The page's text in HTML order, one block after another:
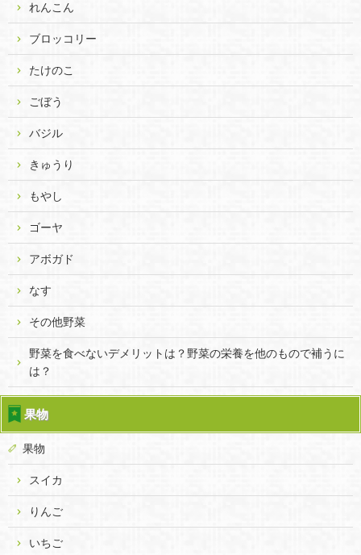
れんこん
ブロッコリー
たけのこ
ごぼう
バジル
きゅうり
もやし
ゴーヤ
アボガド
なす
その他野菜
野菜を食べないデメリットは？野菜の栄養を他のもので補うに
は？
果物
果物
スイカ
りんご
いちご